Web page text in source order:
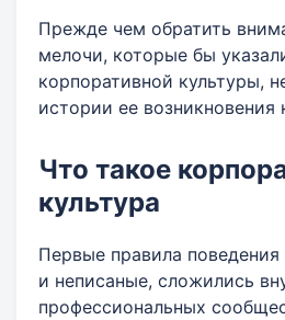
Прежде чем обратить
мелочи, которые бы
корпоративной культуры,
истории ее возникновения
Что такое
культура
Первые правила поведения
и неписаные, сложились
профессиональных